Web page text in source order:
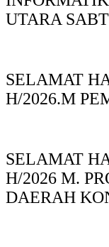
UTARA
SELAMAT
H/2026.M
SELAMAT
H/2026 M.
DAERAH